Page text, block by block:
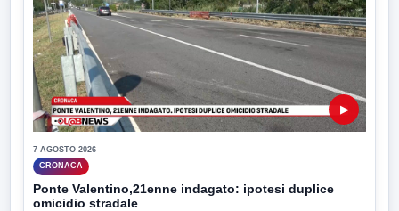
▶
7 AGOSTO 2026
CRONACA
Ponte Valentino,21enne indagato: ipotesi duplice
omicidio stradale